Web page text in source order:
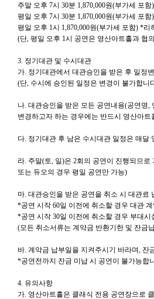
주말 오후 7시 30분 1,870,000원(부가세 포함)
평일 오후 7시 30분 1,870,000원(부가세 포함)
평일 오후 1시 1,870,000원(부가세 포함) *리
(단, 평일 오후 1시 공연은 영산아트홀과 협
3. 정기대관 및 수시대관
가. 정기대관에서 대관승인을 받은 후 일정
(단, 수시에 승인된 일정은 변경이 불가합니
나. 대관승인을 받은 모든 공연내용(공연명,
변경하고자 하는 경우에는 반드시 영산아
다. 정기대관 후 남은 수시대관 일정은 매달
라. 주말(토, 일)은 2회의 공연이 진행되므로
또는 듀오의 경우 평일 공연만 가능)
마. 대관승인을 받은 공연을 취소 시 대관료
*공연 시작 60일 이전에 취소할 경우 대관
*공연 시작 30일 이전에 취소할 경우 부대
(모든 취소서류는 계약금 반환기한 및 잔금
바. 계약금 납부일을 지켜주시기 바라며, 잔
*공연전까지 잔금 미납 시 공연이 불가능합
4. 유의사항
가. 영산아트홀은 클래식 전용 공연장으로